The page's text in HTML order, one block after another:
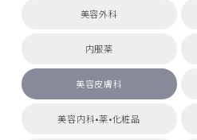
美容外科
内服薬
美容皮膚科
美容内科•薬•化粧品